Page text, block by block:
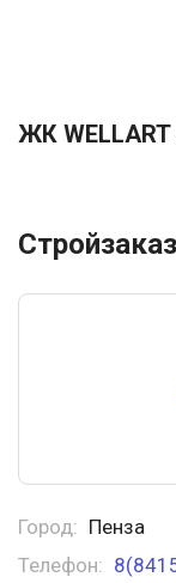
ЖК
Стройзаказ
Город: Пенза
Телефон: